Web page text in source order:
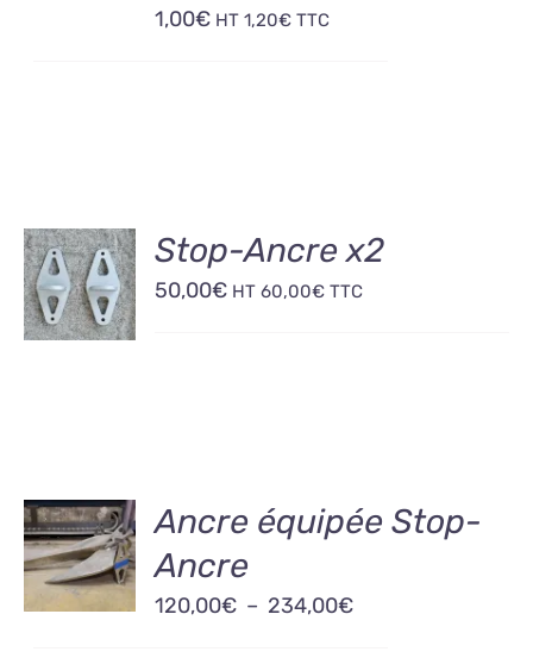
1,00€ HT1,20€ TTC
AJOUTER
AU
PANIER
/
DÉTAILS
Stop-Ancre x2
50,00€ HT60,00€ TTC
CHOIX
DES
OPTIONS
CE
PRODUIT
/
DÉTAILS
Ancre équipée Stop-
Ancre
120,00€ – 234,00€Plage